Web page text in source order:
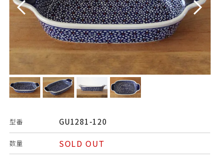
型番 GU1281-120
数量 SOLD OUT